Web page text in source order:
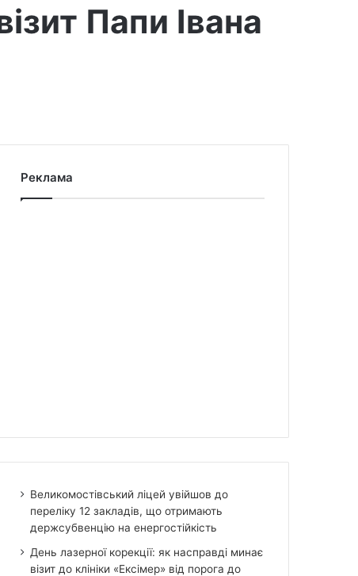
Папи Івана
Реклама
Великомостівський ліцей увійшов до
переліку 12 закладів, що отримають
держсубвенцію на енергостійкість
День лазерної корекції: як насправді минає
візит до клініки «Ексімер» від порога до